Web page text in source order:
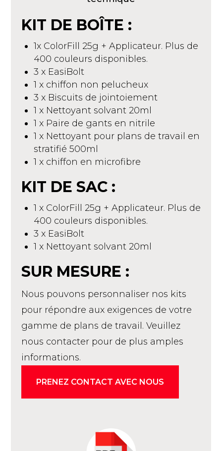
KIT DE BOÎTE :
1x ColorFill 25g + Applicateur. Plus de
400 couleurs disponibles.
3 x EasiBolt
1 x chiffon non pelucheux
3 x Biscuits de jointoiement
1 x Nettoyant solvant 20ml
1 x Paire de gants en nitrile
1 x Nettoyant pour plans de travail en
stratifié 500ml
1 x chiffon en microfibre
KIT DE SAC :
1 x ColorFill 25g + Applicateur. Plus de
400 couleurs disponibles.
3 x EasiBolt
1 x Nettoyant solvant 20ml
SUR MESURE :
Nous pouvons personnaliser nos kits
pour répondre aux exigences de votre
gamme de plans de travail. Veuillez
nous contacter pour de plus amples
informations.
PRENEZ CONTACT AVEC NOUS